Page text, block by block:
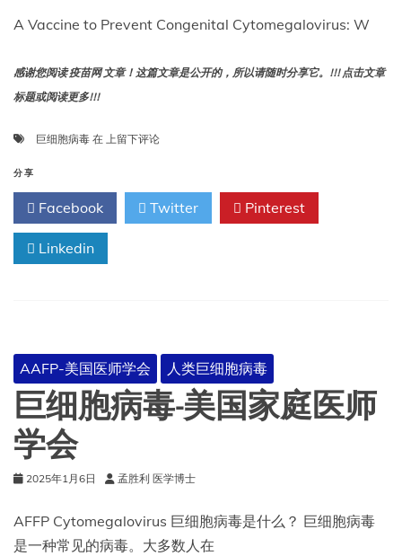
A Vaccine to Prevent Congenital Cytomegalovirus: W
感谢您阅读 疫苗网 文章！这篇文章是公开的，所以请随时分享它。!!! 点击文章
标题或阅读更多!!!
巨细胞病毒 在 预
天
巨
胞
的
疫
苗：
下
一
去
上留下评论
分享
Facebook Twitter Pinterest
Linkedin
AAFP-美国医师学会 人类巨细胞病毒
巨细胞病毒-美国家庭医师
学会
2025年1月6日 孟胜利 医学博士
AFFP Cytomegalovirus 巨细胞病毒是什么？ 巨细胞病毒
是一种常见的病毒。大多数人在